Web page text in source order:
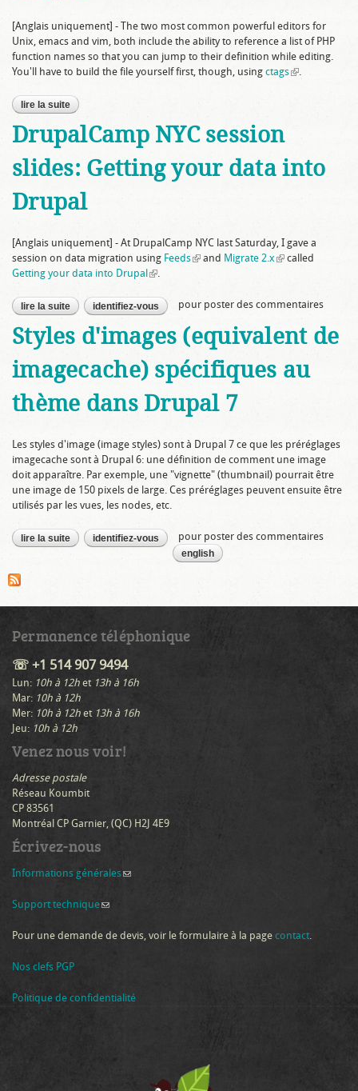
[Anglais uniquement] - The two most common powerful editors for
Unix, emacs and vim, both include the ability to reference a list of PHP
function names so that you can jump to their definition while editing.
You'll have to build the file yourself first, though, using ctags(link is
.
lire la suite de using exuberant ctags for drupal
DrupalCamp NYC session
slides: Getting your data into
Drupal
[Anglais uniquement] - At DrupalCamp NYC last Saturday, I gave a
session on data migration using Feeds(link is external)
and Migrate 2.x (link is external)
called
Getting your data into Drupal (link is external)
.
lire la suite de drupalcamp nyc session slides: getting your data into
drupal
identifiez-vous pour poster des commentaires
Styles d'images (equivalent de
imagecache) spécifiques au
thème dans Drupal 7
Les styles d'image (image styles) sont à Drupal 7 ce que les préréglages
imagecache sont à Drupal 6: une définition de comment une image
doit apparaître. Par exemple, une "vignette" (thumbnail) pourrait être
une image de 150 pixels de large. Ces préréglages peuvent ensuite être
utilisés par les vues, les nodes, etc.
lire la suite de styles d'images (equivalent de imagecache) spécifiques
au thème dans drupal 7
identifiez-vous pour poster des commentaires
english
Permanence téléphonique
☏ +1 514 907 9494
Lun: 10h à 12h et 13h à 16h
Mar: 10h à 12h
Mer: 10h à 12h et 13h à 16h
Jeu: 10h à 12h
Venez nous voir!
Adresse postale
Réseau Koumbit
CP 83561
Montréal CP Garnier, (QC) H2J 4E9
Écrivez-nous
Informations générales(link sends e-mail)
Support technique(link sends e-mail)
Pour une demande de devis, voir le formulaire à la page contact.
Nos clefs PGP
Politique de confidentialité